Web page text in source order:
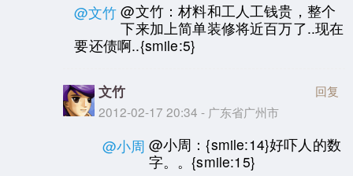
@文竹 @文竹：材料和工人工钱贵，整个
下来加上简单装修将近百万了..现在
要还债啊..{smile:5}
文竹
2012-02-17 20:34 - 广东省广州市
回复
@小周 @小周：{smile:14}好吓人的数
字。。{smile:15}